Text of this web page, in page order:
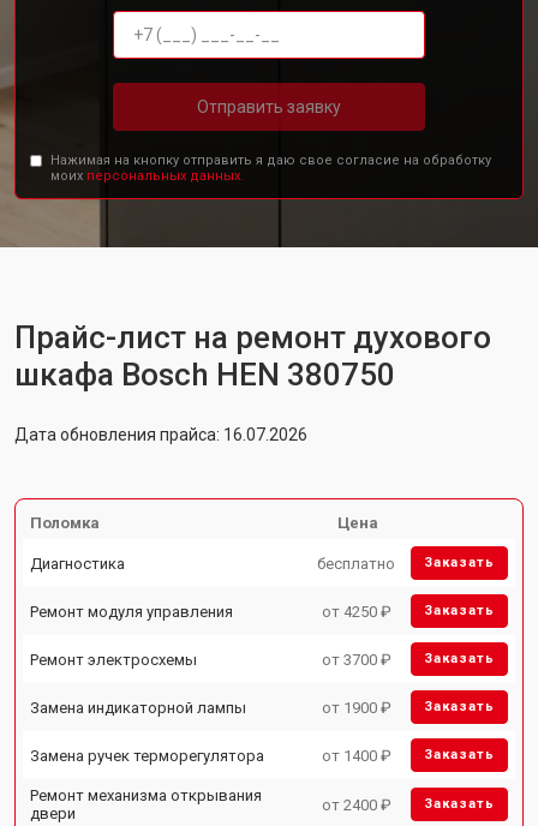
Отправить заявку
Нажимая на кнопку отправить я даю свое согласие на обработку
моих персональных данных.
Прайс-лист на ремонт духового
шкафа Bosch HEN 380750
Дата обновления прайса: 16.07.2026
Поломка Цена
Диагностика бесплатно Заказать
Ремонт модуля управления от 4250 ₽ Заказать
Ремонт электросхемы от 3700 ₽ Заказать
Замена индикаторной лампы от 1900 ₽ Заказать
Замена ручек терморегулятора от 1400 ₽ Заказать
Ремонт механизма открывания
двери
от 2400 ₽ Заказать